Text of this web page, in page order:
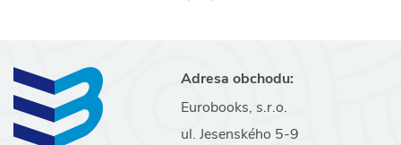
Adresa obchodu:
Eurobooks, s.r.o.
ul. Jesenského 5-9